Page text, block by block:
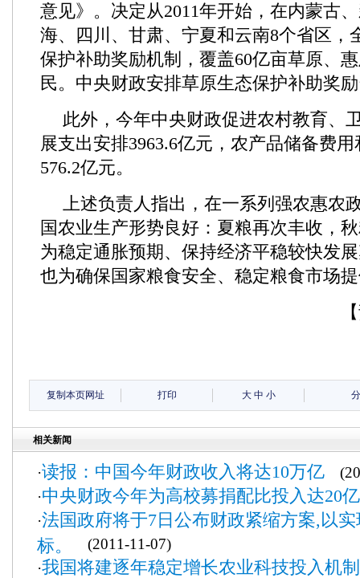
意见》。决定从2011年开始，在内蒙古
海、四川、甘肃、宁夏和云南8个省区，
保护补助奖励机制，覆盖60亿亩草原、
民。中央财政安排草原生态保护补助奖
此外，今年中央财政促进农村教育、
展支出安排3963.6亿元，农产品储备费
576.2亿元。
上述负责人指出，在一系列强农惠农
国农业生产形势良好：夏粮再次丰收，
为稳定通胀预期、保持经济平稳较快发
也为确保国家粮食安全、稳定粮食市场
复制本页网址 打印 大 中 小
相关新闻
·读报：中国今年财政收入将达10万亿
·中央财政今年为高校募捐配比投入达20
·法国政府将于7日公布财政紧缩方案,以
标。
(2011-11-07)
·我国将建逐年稳定增长农业科技投入机制